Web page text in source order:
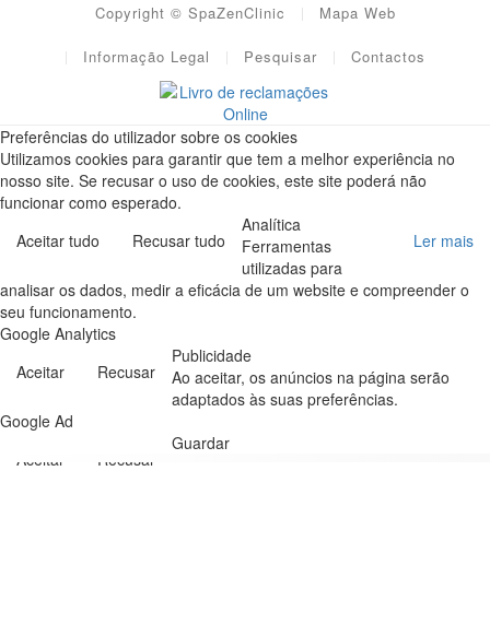
Copyright © SpaZenClinic Mapa Web
Informação Legal Pesquisar Contactos
Preferências do utilizador sobre os cookies
Utilizamos cookies para garantir que tem a melhor experiência no
nosso site. Se recusar o uso de cookies, este site poderá não
funcionar como esperado.
Aceitar tudo
Recusar tudo Ler mais
Analítica
Ferramentas
utilizadas para
analisar os dados, medir a eficácia de um website e compreender o
seu funcionamento.
Google Analytics
Aceitar
Recusar
Publicidade
Ao aceitar, os anúncios na página serão
adaptados às suas preferências.
Google Ad
Aceitar
Recusar
Guardar